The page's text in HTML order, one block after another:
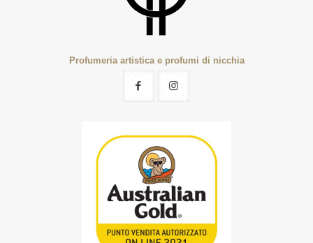
Profumeria artistica e profumi di nicchia